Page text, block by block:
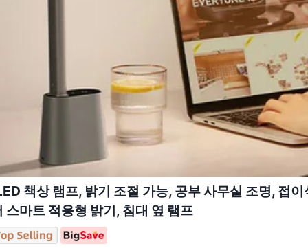
책상 램프, 밝기 조절 가능, 공부 사무실 조명, 접이
스마트 적응형 밝기, 침대 옆 램프